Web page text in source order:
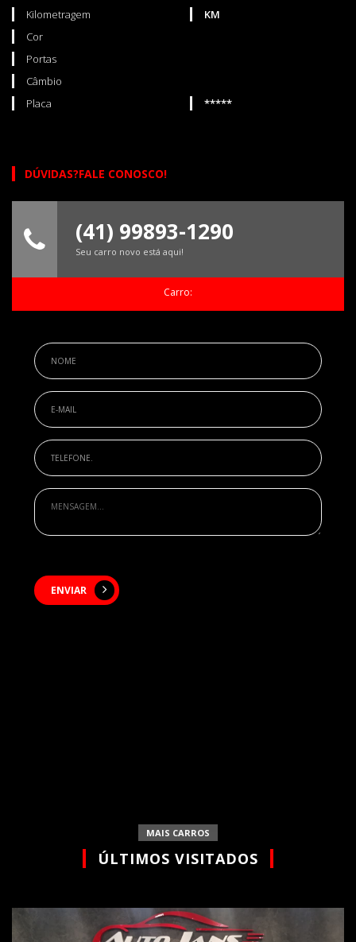
Kilometragem
KM
Cor
Portas
Câmbio
Placa
*****
DÚVIDAS?FALE CONOSCO!
(41) 99893-1290
Seu carro novo está aqui!
Carro:
ENVIAR
MAIS CARROS
ÚLTIMOS VISITADOS